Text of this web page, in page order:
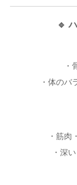
🔹
・
・体のバ
・筋肉
・深